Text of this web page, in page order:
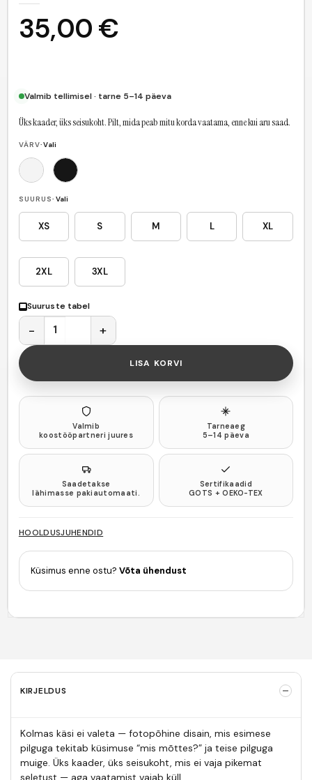
35,00 €
Valmib tellimisel · tarne 5–14 päeva
Üks kaader, üks seisukoht. Pilt, mida peab mitu korda vaatama, enne kui aru saad.
VÄRV· Vali
SUURUS· Vali
XS S M L XL
2XL 3XL
Suuruste tabel
Kolmas käsi ei valeta unisex T-särk kogus
LISA KORVI
Valmib
koostööpartneri juures
Tarneaeg
5–14 päeva
Saadetakse
lähimasse pakiautomaati.
Sertifikaadid
GOTS + OEKO-TEX
HOOLDUSJUHENDID
Küsimus enne ostu? Võta ühendust
KIRJELDUS
Kolmas käsi ei valeta — fotopõhine disain, mis esimese
pilguga tekitab küsimuse “mis mõttes?” ja teise pilguga
muige. Üks kaader, üks seisukoht, mis ei vaja pikemat
seletust — aga vaatamist vajab küll.